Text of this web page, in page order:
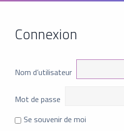
Connexion
Nom d’utilisateur
Mot de passe
Se souvenir de moi